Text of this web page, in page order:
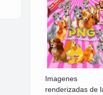
Imagenes
renderizadas de